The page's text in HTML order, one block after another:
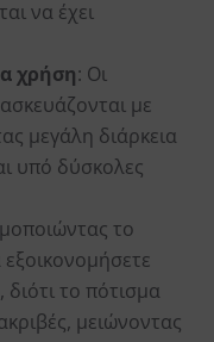
να έχει
χρήση: Οι
με
μεγάλη διάρκεια
υπό δύσκολες
το
το πότισμα
μειώνοντας